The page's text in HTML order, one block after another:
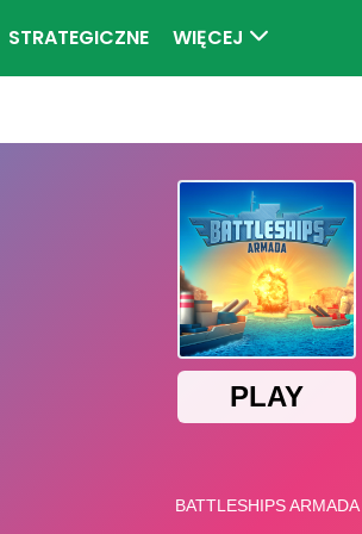
STRATEGICZNE WIĘCEJ